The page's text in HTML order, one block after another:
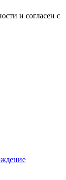
и согласен с